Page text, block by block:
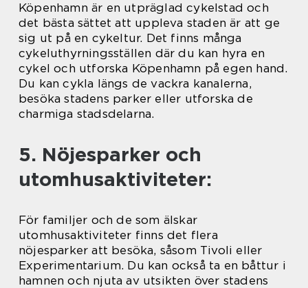
Köpenhamn är en utpräglad cykelstad och
det bästa sättet att uppleva staden är att ge
sig ut på en cykeltur. Det finns många
cykeluthyrningsställen där du kan hyra en
cykel och utforska Köpenhamn på egen hand.
Du kan cykla längs de vackra kanalerna,
besöka stadens parker eller utforska de
charmiga stadsdelarna.
5. Nöjesparker och
utomhusaktiviteter:
För familjer och de som älskar
utomhusaktiviteter finns det flera
nöjesparker att besöka, såsom Tivoli eller
Experimentarium. Du kan också ta en båttur i
hamnen och njuta av utsikten över stadens